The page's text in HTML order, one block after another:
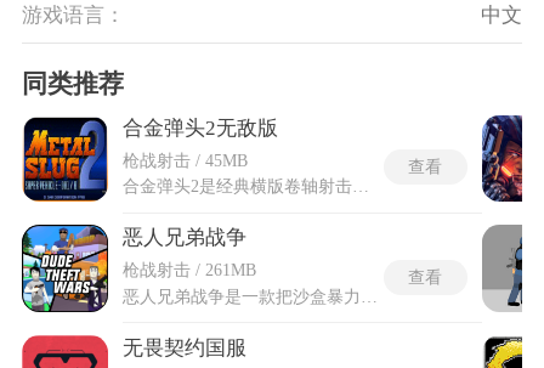
游戏语言： 中文
同类推荐
合金弹头2无敌版
枪战射击 / 45MB
查看
恶人兄弟战争
枪战射击 / 261MB
查看
无畏契约国服